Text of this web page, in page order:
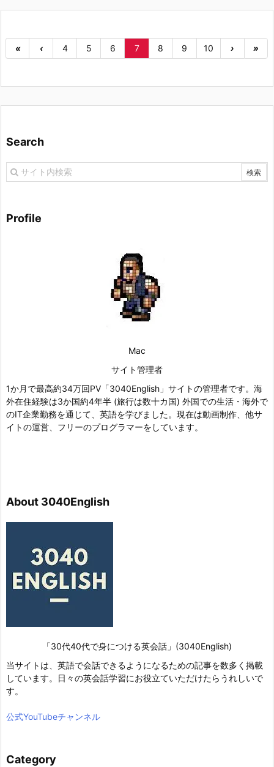
« ‹ 4 5 6 7 8 9 10 › »
Search
Profile
Mac
サイト管理者
1か月で最高約34万回PV「3040English」サイトの管理者です。海
外在住経験は3か国約4年半 (旅行は数十カ国) 外国での生活・海外で
のIT企業勤務を通じて、英語を学びました。現在は動画制作、他サ
イトの運営、フリーのプログラマーをしています。
About 3040English
「30代40代で身につける英会話」(3040English)
当サイトは、英語で会話できるようになるための記事を数多く掲載
しています。日々の英会話学習にお役立ていただけたらうれしいで
す。
公式YouTubeチャンネル
Category